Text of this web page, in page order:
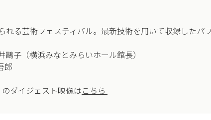
れる芸術フェスティバル。最新技術を用いて収録したパ
子（横浜みなとみらいホール館長）
郎
ダイジェスト映像はこちら